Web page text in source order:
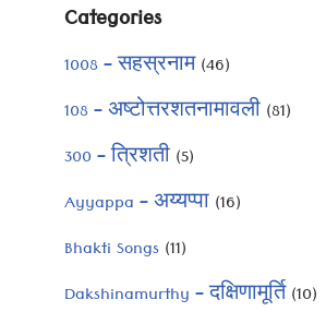
Categories
1008 – सहस्रनाम(46)
108 – अष्टोत्तरशतनामावली(81)
300 – त्रिशती(5)
Ayyappa – अय्यप्पा(16)
Bhakti Songs(11)
Dakshinamurthy – दक्षिणामूर्ति(10)